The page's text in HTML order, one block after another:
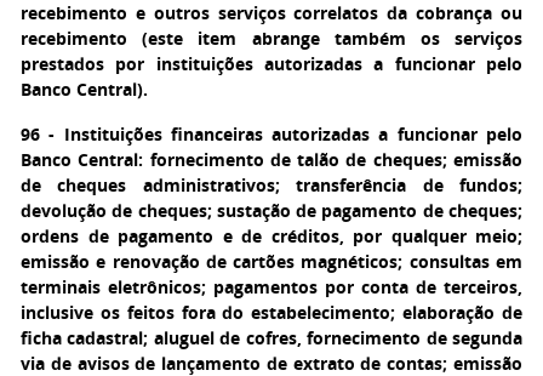
recebimento e outros serviços correlatos da cobrança ou
recebimento (este item abrange também os serviços
prestados por instituições autorizadas a funcionar pelo
Banco Central).
96 - Instituições financeiras autorizadas a funcionar pelo
Banco Central: fornecimento de talão de cheques; emissão
de cheques administrativos; transferência de fundos;
devolução de cheques; sustação de pagamento de cheques;
ordens de pagamento e de créditos, por qualquer meio;
emissão e renovação de cartões magnéticos; consultas em
terminais eletrônicos; pagamentos por conta de terceiros,
inclusive os feitos fora do estabelecimento; elaboração de
ficha cadastral; aluguel de cofres, fornecimento de segunda
via de avisos de lançamento de extrato de contas; emissão